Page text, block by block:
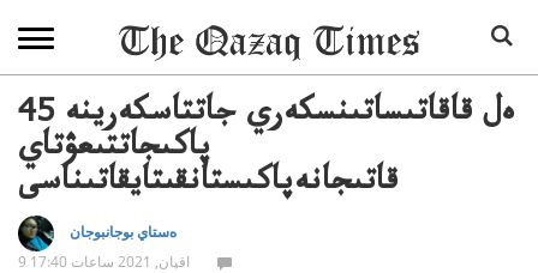
45 ەل قاقاتىساتىنسكەري جاتتاسكەرينە
پاكىجاتتىعۋتاي
قاتىجانەپاكىستانقىتايقاتىناسى
ەستاي بوجانبوجان
9 اقپان, 2021 ساعات 17:40